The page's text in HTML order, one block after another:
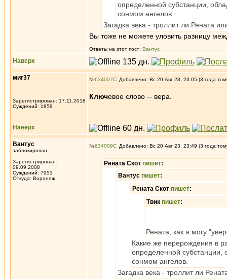
определенной субстанции,
сонмом ангелов.
Загадка века - троллит ли Рената
Вы тоже не можете уловить разницу
Ответы на этот пост: Вантус
Наверх
миг37
Зарегистрирован: 17.11.2018
Суждений: 1858
№634007 Добавлено: Вс 20 Авг 23, 23:05 (3 года
Ключевое слово -- вера.
Наверх
Вантус
заблокирован
Зарегистрирован:
09.09.2008
Суждений: 7953
Откуда: Воронеж
№634009 Добавлено: Вс 20 Авг 23, 23:49 (3 года
Рената Скот пишет:
Вантус пишет:
Рената Скот пишет:
Твик пишет:
Рената, как я могу
Какие же перерождения в
определенной субстанции,
сонмом ангелов.
Загадка века - троллит ли